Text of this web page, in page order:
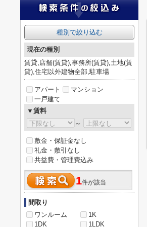
種別で絞り込む
現在の種別
賃貸,店舗(賃貸),事務所(賃貸),土地(賃
貸),住宅以外建物全部,駐車場
アパート
マンション
一戸建て
▼賃料
～
敷金・保証金なし
礼金・敷引なし
共益費・管理費込み
1件が該当
間取り
ワンルーム
1K
1DK
1LDK